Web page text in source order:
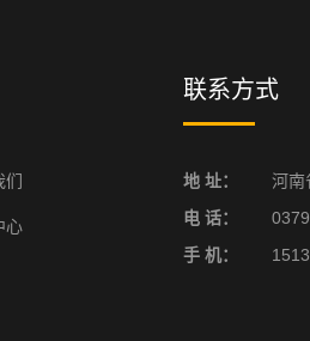
们
心
联系方式
地 址：
河南
电 话：
手 机：